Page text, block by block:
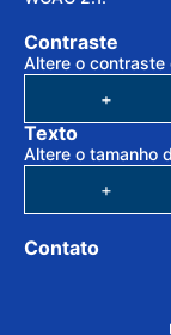
Contraste
Altere o contraste
+
Texto
Altere o tamanho
+
Contato